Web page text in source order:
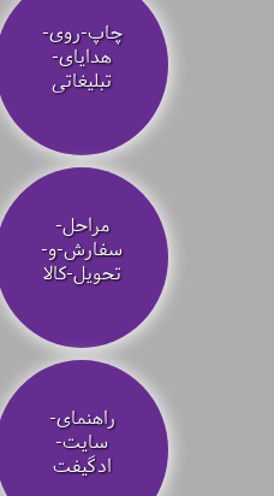
چاپ-روی-
هدایای-
تبلیغاتی
مراحل-
سفارش-و-
تحویل-کالا
راهنمای-
سایت-
ادگیفت